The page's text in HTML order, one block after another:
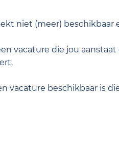
niet (meer)
vacature die jou
vacature beschikbaar is